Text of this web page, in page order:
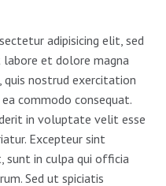
adipisicing elit, sed
et dolore magna
quis nostrud exercitation
commodo consequat.
in voluptate velit esse
Excepteur sint
sunt in culpa qui officia
Sed ut spiciatis